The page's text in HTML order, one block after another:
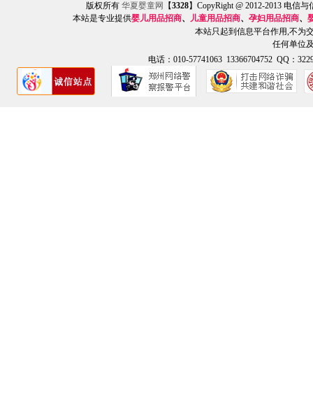
版权所有华夏婴童网 【3328】CopyRight @ 2012-2013 电信
本站是专业提供婴儿用品招商、 儿童用品招商、 孕妇用品招商、
本站只起到信息平台作用,不为
任何单位
电话：010-57741063 13366704752 QQ：